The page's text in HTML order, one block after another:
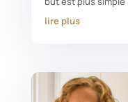
lire plus